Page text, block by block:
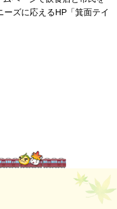
ズに応えるHP「箕面テイ